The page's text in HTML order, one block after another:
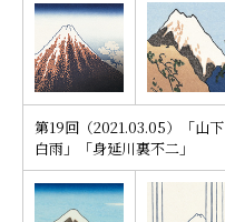
第19回（2021.03.05）「山下
白雨」「身延川裏不二」